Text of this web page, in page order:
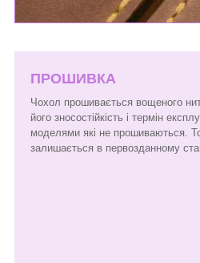
ПРОШИВКА
Чохол прошивається вощеного
його зносостійкість і термін
моделями які не прошиваються.
залишається в первозданному